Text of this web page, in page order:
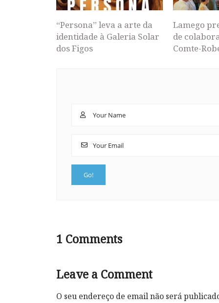
“Persona” leva a arte da
identidade à Galeria Solar
dos Figos
Lamego
de
Comte-
1 Comments
Leave a Comment
O seu endereço de email não será